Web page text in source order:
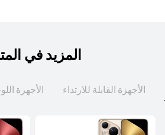
المزيد في
الأجهزة القابلة للارتداء الأجهزة